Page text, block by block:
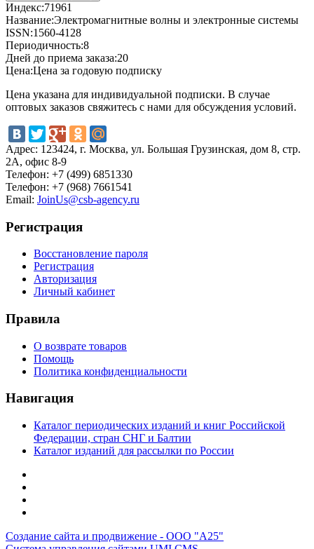
Индекс:71961
Название:Электромагнитные волны и электронные системы
ISSN:1560-4128
Периодичность:8
Дней до приема заказа:20
Цена:Цена за годовую подписку
Цена указана для индивидуальной подписки. В случае
оптовых заказов свяжитесь с нами для обсуждения условий.
Адрес: 123424, г. Москва, ул. Большая Грузинская, дом 8, стр.
2А, офис 8-9
Телефон: +7 (499) 6851330
Телефон: +7 (968) 7661541
Email: JoinUs@csb-agency.ru
Регистрация
Восстановление пароля
Регистрация
Авторизация
Личный кабинет
Правила
О возврате товаров
Помощь
Политика конфиденциальности
Навигация
Каталог периодических изданий и книг Российской
Федерации, стран СНГ и Балтии
Каталог изданий для рассылки по России
Создание сайта и продвижение - ООО "А25"